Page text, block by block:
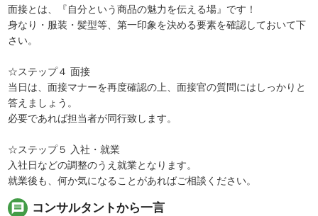
面接とは、『自分という商品の魅力を伝える場』です！
身なり・服装・髪型等、第一印象を決める要素を確認しておいて下
さい。
☆ステップ４ 面接
当日は、面接マナーを再度確認の上、面接官の質問にはしっかりと
答えましょう。
必要であれば担当者が同行致します。
☆ステップ５ 入社・就業
入社日などの調整のうえ就業となります。
就業後も、何か気になることがあればご相談ください。
message コンサルタントから一言